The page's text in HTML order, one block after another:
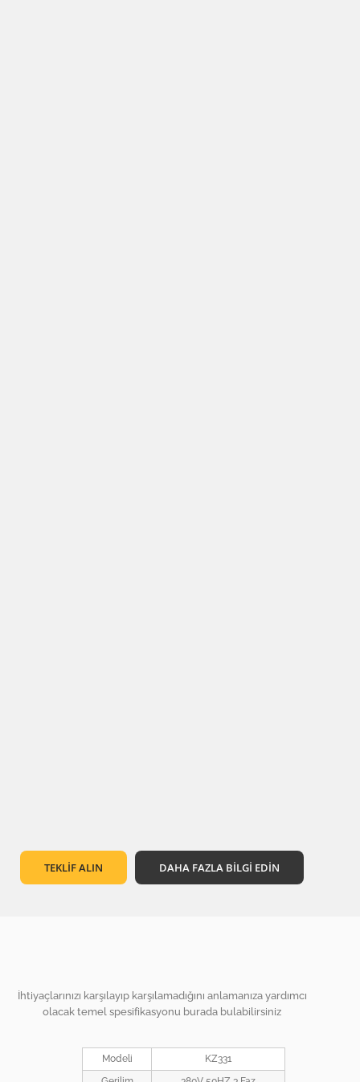
TEKLİF ALIN DAHA FAZLA BİLGİ EDİN
İhtiyaçlarınızı karşılayıp karşılamadığını anlamanıza yardımcı
olacak temel spesifikasyonu burada bulabilirsiniz
Modeli
KZ331